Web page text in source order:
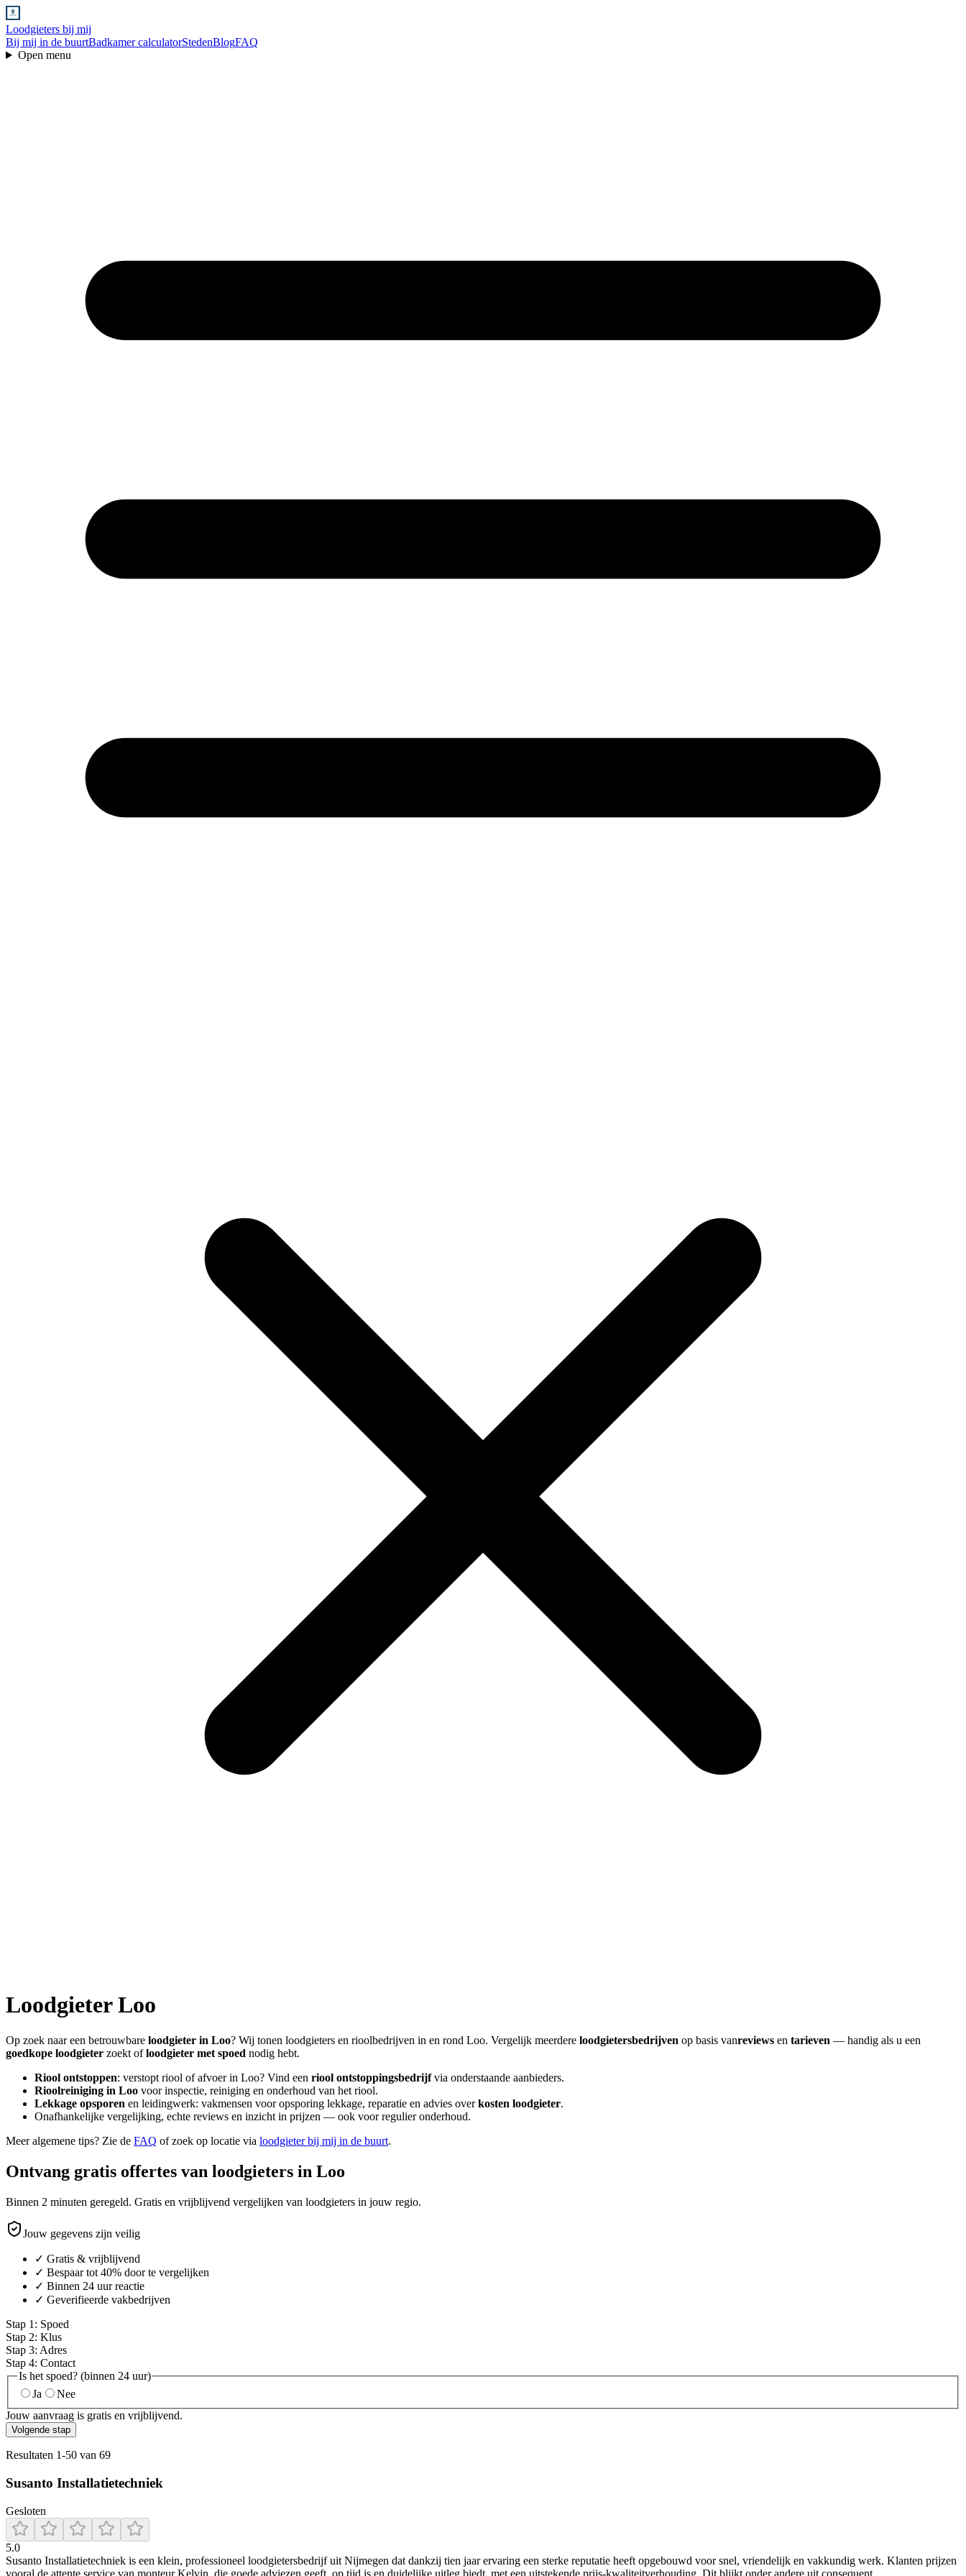
Loodgieters bij mij
Bij mij in de buurtBadkamer calculatorStedenBlogFAQ
Open menu
LoodgieterLoo
Op zoek naar een betrouwbare loodgieter in Loo? Wij tonen loodgieters en rioolbedrijven in en rond Loo. Vergelijk meerdere loodgietersbedrijven op basis vanreviews en tarieven — handig als u een
goedkope loodgieter zoekt ofloodgieter met spoed nodig hebt.
Riool ontstoppen: verstopt riool of afvoer in Loo? Vind een riool ontstoppingsbedrijfvia onderstaande aanbieders.
Rioolreiniging in Loo voor inspectie, reiniging en onderhoud van het riool.
Lekkage opsporen en leidingwerk: vakmensen voor opsporing lekkage, reparatie en advies overkosten loodgieter.
Onafhankelijke vergelijking, echte reviews en inzicht in prijzen — ook voor regulier onderhoud.
Meer algemene tips? Zie de FAQ of zoek op locatie via loodgieter bij mij in de buurt.
Ontvang gratis offertes van loodgieters in Loo
Binnen 2 minuten geregeld. Gratis en vrijblijvend vergelijken van loodgieters in jouw regio.
Jouw gegevens zijn veilig
✓ Gratis & vrijblijvend
✓ Bespaar tot 40% door te vergelijken
✓ Binnen 24 uur reactie
✓ Geverifieerde vakbedrijven
Stap 1 : Spoed
Stap 2: Klus
Stap 3: Adres
Stap 4: Contact
Is het spoed? (binnen 24 uur)
Ja
Nee
Jouw aanvraag is gratis en vrijblijvend.
Volgende stap
Resultaten 1-50 van 69
Susanto Installatietechniek
Gesloten
5.0
Susanto Installatietechniek is een klein, professioneel loodgietersbedrijf uit Nijmegen dat dankzij tien jaar ervaring een sterke reputatie heeft opgebouwd voor snel, vriendelijk en vakkundig werk. Klanten prijzen
vooral de attente service van monteur Kelvin, die goede adviezen geeft, op tijd is en duidelijke uitleg biedt, met een uitstekende prijs‑kwaliteitverhouding. Dit blijkt onder andere uit consequent